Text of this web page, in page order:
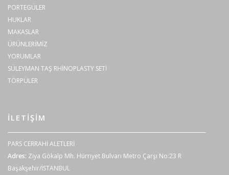
PORTEGÜLER
HUKLAR
MAKASLAR
ÜRÜNLERİMİZ
YORUMLAR
SÜLEYMAN TAŞ RHİNOPLASTY SETİ
TÖRPÜLER
İLETIŞIM
PARS CERRAHİ ALETLERİ
Adres: Ziya Gökalp Mh. Hürriyet Bulvarı Metro Çarşı No:23 R
Başakşehir/İSTANBUL